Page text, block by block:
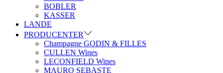
BOBLER
KASSER
LANDE
PRODUCENTER
Champagne GODIN & FILLES
CULLEN Wines
LECONFIELD Wines
MAURO SEBASTE